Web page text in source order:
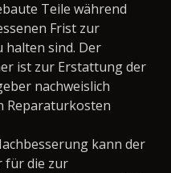
Teile während
Frist zur
halten sind. Der
ist zur Erstattung der
nachweislich
Reparaturkosten
kann der
für die zur